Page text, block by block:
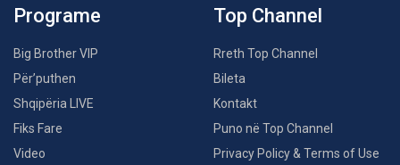
Programe
Big Brother VIP
Për’puthen
Shqipëria LIVE
Fiks Fare
Video
Top Channel
Rreth Top Channel
Bileta
Kontakt
Puno në Top Channel
Privacy Policy & Terms of Use